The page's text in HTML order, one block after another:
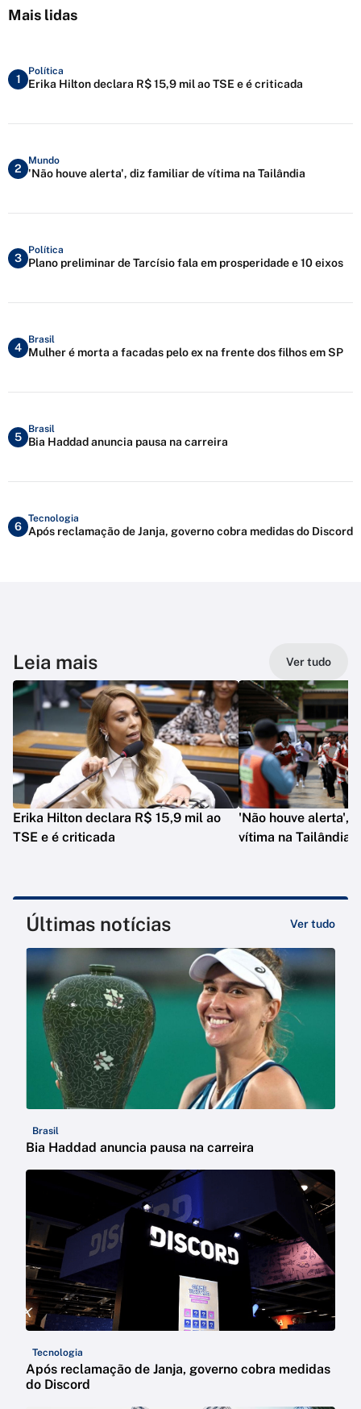
Mais lidas
1
Política
Erika Hilton declara R$ 15,9 mil ao TSE e é criticada
2
Mundo
'Não houve alerta', diz familiar de vítima na Tailândia
3
Política
Plano preliminar de Tarcísio fala em prosperidade e 10 eixos
4
Brasil
Mulher é morta a facadas pelo ex na frente dos filhos em SP
5
Brasil
Bia Haddad anuncia pausa na carreira
6
Tecnologia
Após reclamação de Janja, governo cobra medidas do Discord
Leia mais Ver tudo
Erika Hilton declara R$ 15,9 mil ao
TSE e é criticada
'Não houve alerta',
vítima na Tailândia
Últimas notícias Ver tudo
Brasil
Bia Haddad anuncia pausa na carreira
Tecnologia
Após reclamação de Janja, governo cobra medidas
do Discord